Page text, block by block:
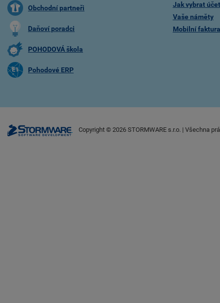
Obchodní partneři
Daňoví poradci
POHODOVÁ škola
Pohodové ERP
Jak vybrat
Vaše náměty
Mobilní
Copyright © 2026 STORMWARE s.r.o. | Všechna